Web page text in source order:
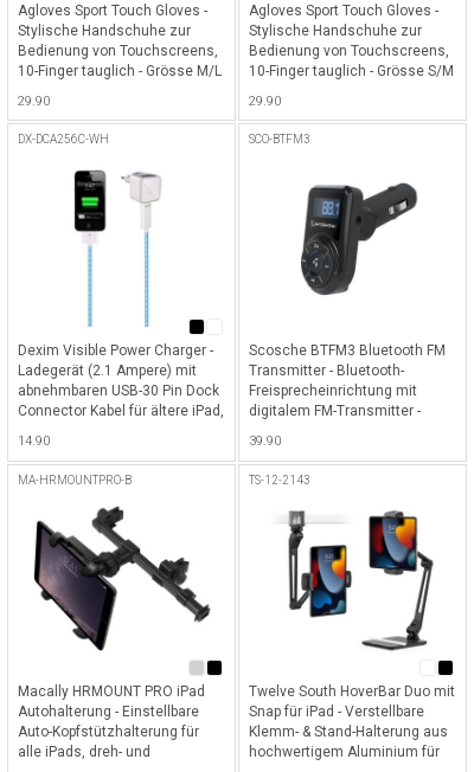
Agloves Sport Touch Gloves -
Stylische Handschuhe zur
Bedienung von Touchscreens,
10-Finger tauglich - Grösse M/L
29.90
Agloves Sport Touch Gloves -
Stylische Handschuhe zur
Bedienung von Touchscreens,
10-Finger tauglich - Grösse S/M
29.90
DX-DCA256C-WH
Dexim Visible Power Charger -
Ladegerät (2.1 Ampere) mit
abnehmbaren USB-30 Pin Dock
Connector Kabel für ältere iPad,
14.90
SCO-BTFM3
Scosche BTFM3 Bluetooth FM
Transmitter - Bluetooth-
Freisprecheinrichtung mit
digitalem FM-Transmitter -
39.90
MA-HRMOUNTPRO-B
Macally HRMOUNT PRO iPad
Autohalterung - Einstellbare
Auto-Kopfstützhalterung für
alle iPads, dreh- und
TS-12-2143
Twelve South HoverBar Duo mit
Snap für iPad - Verstellbare
Klemm- & Stand-Halterung aus
hochwertigem Aluminium für